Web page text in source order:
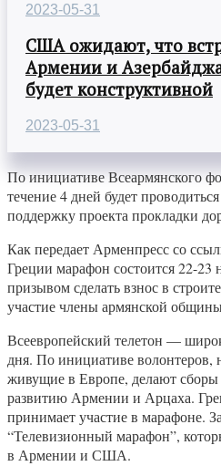
2023-05-31
США ожидают, что
Армении и
будет конструктивной
2023-05-31
По инициативе Всеармянского
течение 4 дней будет
поддержку проекта прокладки
Как передает Арменпресс со
Греции марафон состоится 22-
призывом сделать взнос в
участие члены армянской
Всеевропейский телетон —
дня. По инициативе волонтеров,
живущие в Европе, делают
развитию Армении и Арцаха.
принимает участие в марафоне.
“Телевизионный марафон”,
в Армении и США.